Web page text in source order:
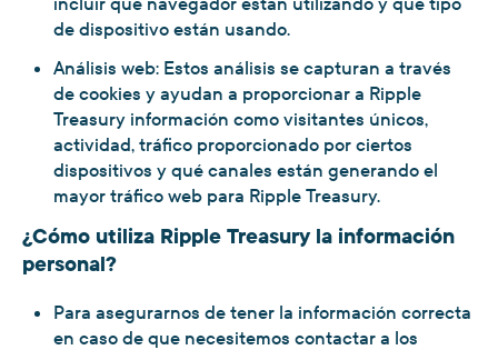
de dispositivo están usando.
Análisis web: Estos análisis se capturan a través
de cookies y ayudan a proporcionar a Ripple
Treasury información como visitantes únicos,
actividad, tráfico proporcionado por ciertos
dispositivos y qué canales están generando el
mayor tráfico web para Ripple Treasury.
¿Cómo utiliza Ripple Treasury la información
personal?
Para asegurarnos de tener la información correcta
en caso de que necesitemos contactar a los